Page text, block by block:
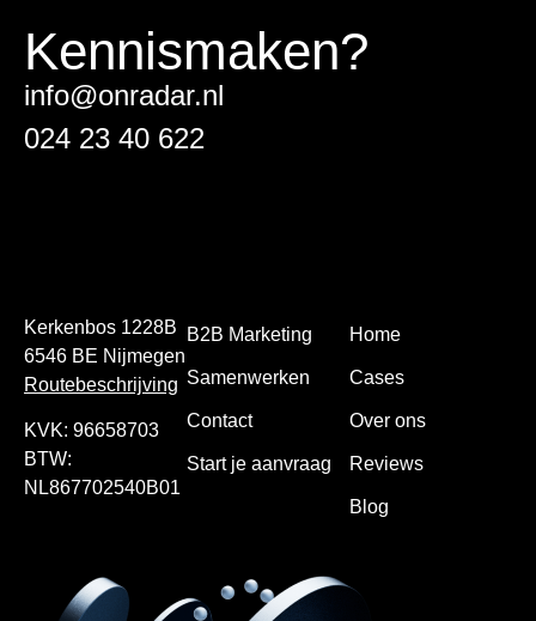
Kennismaken?
info@onradar.nl
024 23 40 622
Home
Cases
Over ons
Reviews
Blog
B2B Marketing
Samenwerken
Contact
Start je aanvraag
Kerkenbos 1228B
6546 BE Nijmegen
Routebeschrijving
KVK: 96658703
BTW:
NL867702540B01